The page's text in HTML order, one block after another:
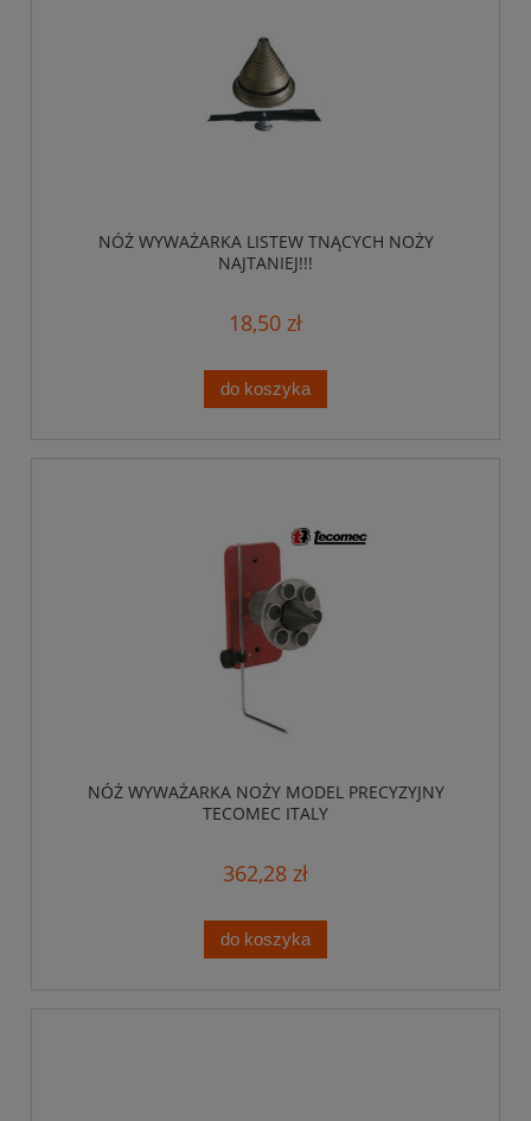
NÓŻ WYWAŻARKA LISTEW TNĄCYCH NOŻY
NAJTANIEJ!!!
18,50 zł
do koszyka
NÓŻ WYWAŻARKA NOŻY MODEL PRECYZYJNY
TECOMEC ITALY
362,28 zł
do koszyka